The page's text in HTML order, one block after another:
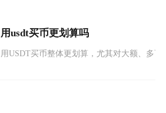
用usdt买币更划算吗
用USDT买币整体更划算，尤其对大额、多